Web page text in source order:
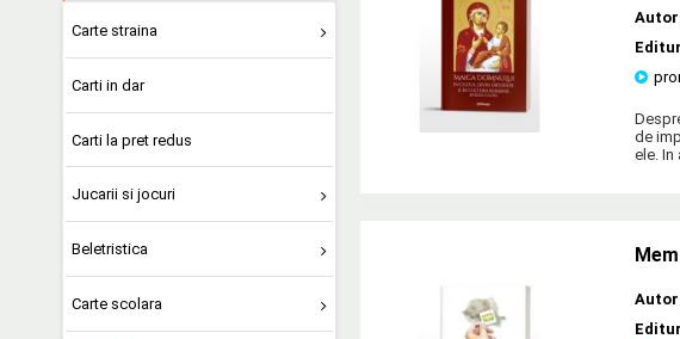
Carte straina
Carti in dar
Carti la pret redus
Jucarii si jocuri
Beletristica
Carte scolara
de
ele. In